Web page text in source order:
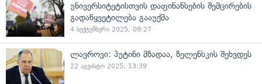
უნივერსიტეტისთვის დაფინანსების შემცირების
გადაწყვეტილება გააუქმა
4 სექტემბერი 2025, 09:27
ლავროვი: პუტინი მზადაა, ზელენსკის შეხვდეს
22 აგვისტო 2025, 13:39